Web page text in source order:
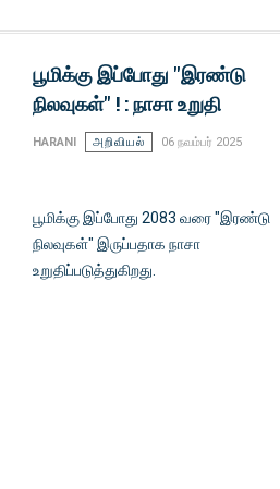
பூமிக்கு இப்போது ''இரண்டு
நிலவுகள்" ! : நாசா உறுதி
HARANI அறிவியல் 06 நவம்பர் 2025
பூமிக்கு இப்போது 2083 வரை "இரண்டு
நிலவுகள்" இருப்பதாக நாசா
உறுதிப்படுத்துகிறது.